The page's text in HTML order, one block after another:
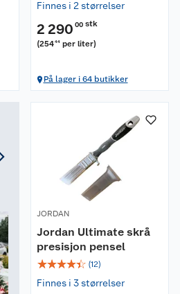
Finnes i 2 størrelser
2 290 00 stk
(25444 per liter)
På lager i 64 butikker
JORDAN
Jordan Ultimate skrå
presisjon pensel
☆☆☆☆☆ (12)
Finnes i 3 størrelser